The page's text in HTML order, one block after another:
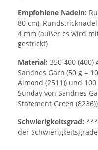
Empfohlene Nadeln:
80 cm),
4 mm (außer es wird
gestrickt)
Material: 350-400 (400)
Sandnes Garn (50 g =
Almond (2511)) und 100
Sunday von Sandnes
Statement Green
Schwierigkeitsgrad:
der